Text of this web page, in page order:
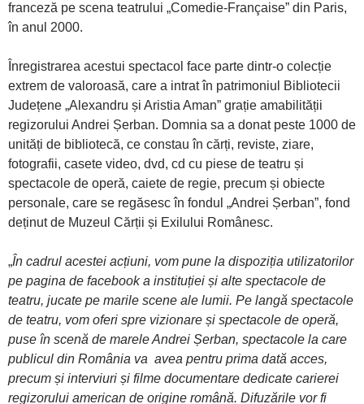
franceză pe scena teatrului „Comedie-Française” din Paris,
în anul 2000.
Înregistrarea acestui spectacol face parte dintr-o colecție
extrem de valoroasă, care a intrat în patrimoniul Bibliotecii
Județene „Alexandru și Aristia Aman” grație amabilității
regizorului Andrei Șerban. Domnia sa a donat peste 1000 de
unități de bibliotecă, ce constau în cărți, reviste, ziare,
fotografii, casete video, dvd, cd cu piese de teatru și
spectacole de operă, caiete de regie, precum și obiecte
personale, care se regăsesc în fondul „Andrei Șerban”, fond
deținut de Muzeul Cărții și Exilului Românesc.
„În cadrul acestei acțiuni, vom pune la dispoziția utilizatorilor
pe pagina de facebook a instituției și alte spectacole de
teatru, jucate pe marile scene ale lumii. Pe langă spectacole
de teatru, vom oferi spre vizionare și spectacole de operă,
puse în scenă de marele Andrei Șerban, spectacole la care
publicul din România va avea pentru prima dată acces,
precum și interviuri și filme documentare dedicate carierei
regizorului american de origine română. Difuzările vor fi